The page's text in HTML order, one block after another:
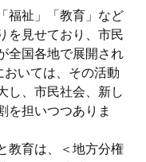
福祉」「教育」など
を見せており、市民
全国各地で展開され
いては、その活動
し、市民社会、新し
を担いつつありま
教育は、＜地方分権